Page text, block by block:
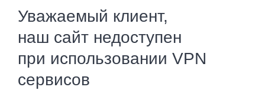
Уважаемый клиент,
наш сайт недоступен
при использовании VPN
сервисов